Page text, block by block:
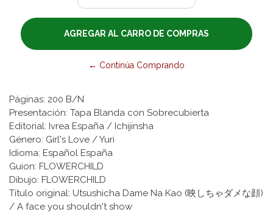
← Continúa Comprando
Páginas: 200 B/N
Presentación: Tapa Blanda con Sobrecubierta
Editorial: Ivrea España / Ichijinsha
Género: Girl's Love / Yuri
Idioma: Español España
Guion: FLOWERCHILD
Dibujo: FLOWERCHILD
Título original: Utsushicha Dame Na Kao (映しちゃダメな顔)
/ A face you shouldn't show